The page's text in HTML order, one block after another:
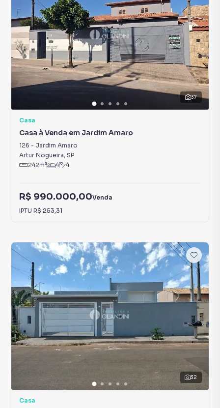
37
Casa
Casa à Venda em Jardim Amaro
126 - Jardim Amaro
Artur Nogueira, SP
242m² 4 4
R$ 990.000,00Venda
IPTU R$ 253,31
32
Casa